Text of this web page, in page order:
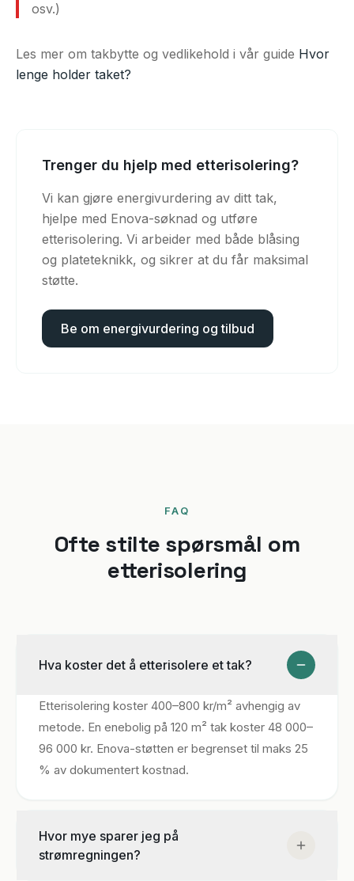
osv.)
Les mer om takbytte og vedlikehold i vår guide Hvor
lenge holder taket?
Trenger du hjelp med etterisolering?
Vi kan gjøre energivurdering av ditt tak,
hjelpe med Enova-søknad og utføre
etterisolering. Vi arbeider med både blåsing
og plateteknikk, og sikrer at du får maksimal
støtte.
Be om energivurdering og tilbud
FAQ
Ofte stilte spørsmål om
etterisolering
Hva koster det å etterisolere et tak?
Etterisolering koster 400–800 kr/m² avhengig av
metode. En enebolig på 120 m² tak koster 48 000–
96 000 kr. Enova-støtten er begrenset til maks 25
% av dokumentert kostnad.
Hvor mye sparer jeg på
strømregningen?